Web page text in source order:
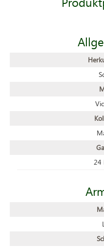
24